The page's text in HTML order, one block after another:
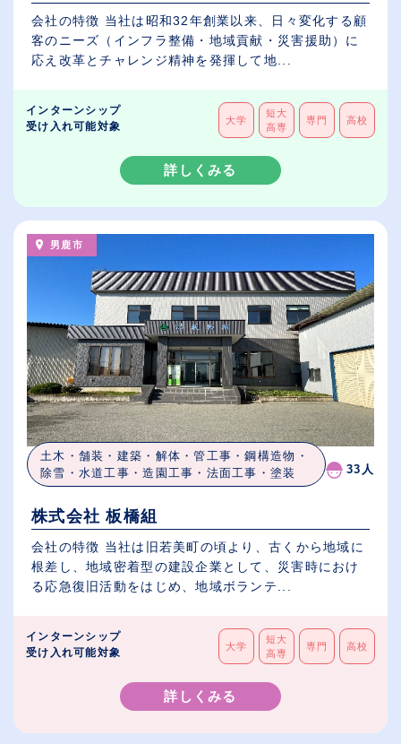
会社の特徴 当社は昭和32年創業以来、日々変化する顧
客のニーズ（インフラ整備・地域貢献・災害援助）に
応え改革とチャレンジ精神を発揮して地...
インターンシップ
受け入れ可能対象
大学
短大
高専
専門 高校
詳しくみる
男鹿市
土木・舗装・建築・解体・管工事・鋼構造物・
除雪・水道工事・造園工事・法面工事・塗装
33人
株式会社 板橋組
会社の特徴 当社は旧若美町の頃より、古くから地域に
根差し、地域密着型の建設企業として、災害時におけ
る応急復旧活動をはじめ、地域ボランテ...
インターンシップ
受け入れ可能対象
大学
短大
高専
専門 高校
詳しくみる